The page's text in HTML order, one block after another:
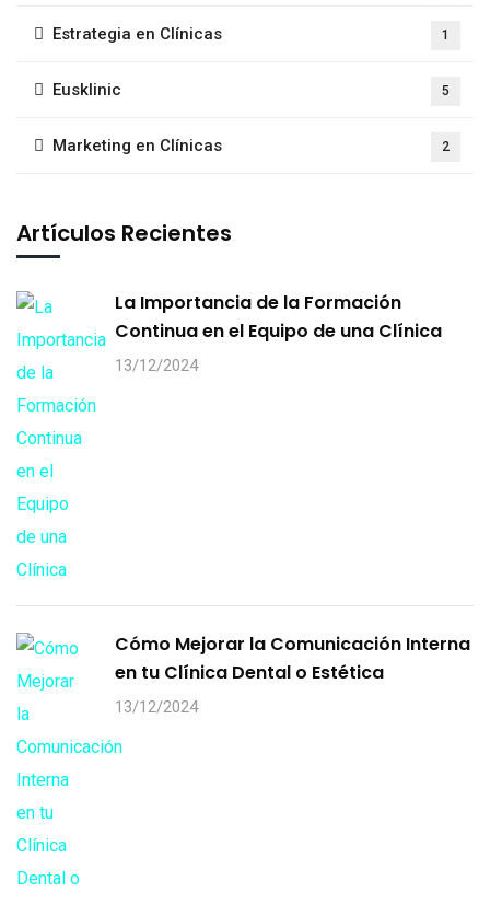
Estrategia en Clínicas 1
Eusklinic 5
Marketing en Clínicas 2
Artículos Recientes
La Importancia de la Formación
Continua en el Equipo de una Clínica
13/12/2024
Cómo Mejorar la Comunicación Interna
en tu Clínica Dental o Estética
13/12/2024